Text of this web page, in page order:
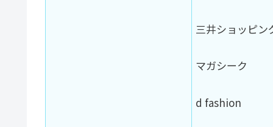
三井ショッピン
マガシーク
d fashion